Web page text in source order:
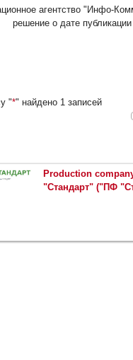
агентство "Инфо-
решение о дате
"*" найдено 1 записей
Production
"Стандарт" ("ПФ